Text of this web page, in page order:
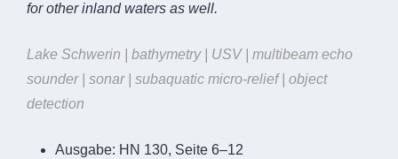
for other inland waters as well.
Lake Schwerin | bathymetry | USV | multibeam echo
sounder | sonar | subaquatic micro-relief | object
detection
Ausgabe: HN 130, Seite 6–12